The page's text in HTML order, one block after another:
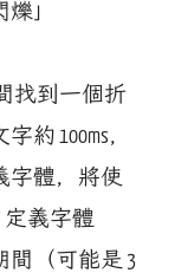
」
間找到一個折
約 100ms，
字體，將使
定義字體
間（可能是 3